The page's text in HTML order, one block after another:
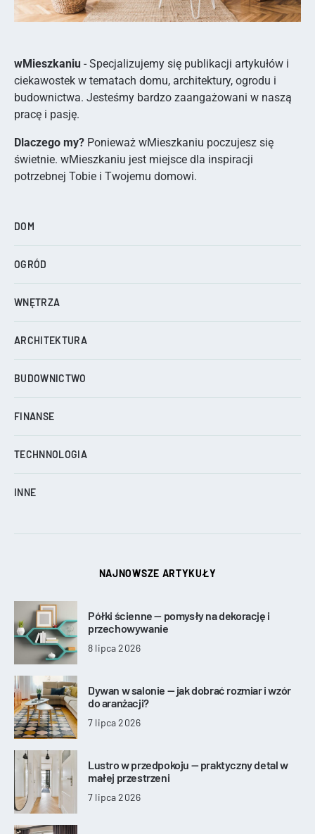
wMieszkaniu - Specjalizujemy się publikacji artykułów i
ciekawostek w tematach domu, architektury, ogrodu i
budownictwa. Jesteśmy bardzo zaangażowani w naszą
pracę i pasję.
Dlaczego my? Ponieważ wMieszkaniu poczujesz się
świetnie. wMieszkaniu jest miejsce dla inspiracji
potrzebnej Tobie i Twojemu domowi.
DOM
OGRÓD
WNĘTRZA
ARCHITEKTURA
BUDOWNICTWO
FINANSE
TECHNNOLOGIA
INNE
NAJNOWSZE ARTYKUŁY
Półki ścienne — pomysły na dekorację i
przechowywanie
8 lipca 2026
Dywan w salonie — jak dobrać rozmiar i wzór
do aranżacji?
7 lipca 2026
Lustro w przedpokoju — praktyczny detal w
małej przestrzeni
7 lipca 2026